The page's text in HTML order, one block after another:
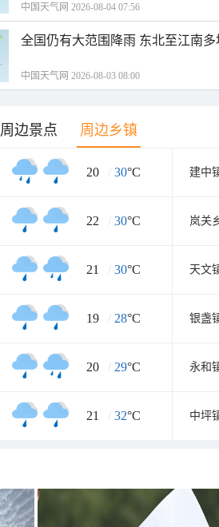
中国天气网 2026-08-04 07:56
全国仍有大范围降雨 东北至江南
中国天气网 2026-08-03 08:00
周边景点 周边乡镇
20 / 30°C 建中
22 / 30°C 岚关
21 / 30°C 天文
19 / 28°C 银盏
20 / 29°C 永和
21 / 32°C 中坪